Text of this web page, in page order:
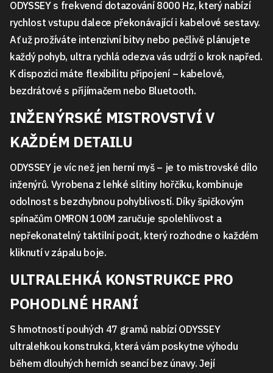
ODYSSEY s frekvencí dotazování 8000 Hz, který nabízí
rychlost vstupu dalece překonávající i kabelové sestavy.
Ať už prožíváte intenzivní bitvy nebo pečlivě plánujete
každý pohyb, ultra rychlá odezva vás udrží o krok napřed.
K dispozici máte flexibilitu připojení – kabelové,
bezdrátové s přijímačem nebo Bluetooth.
INŽENÝRSKÉ MISTROVSTVÍ V
KAŽDÉM DETAILU
ODYSSEY je víc než jen herní myš – je to mistrovské dílo
inženýrů. Vyrobena z lehké slitiny hořčíku, kombinuje
odolnost s bezchybnou pohyblivostí. Díky špičkovým
spínačům OMRON 100M zaručuje spolehlivost a
nepřekonatelný taktilní pocit, který rozhodne o každém
kliknutí v zápalu boje.
ULTRALEHKÁ KONSTRUKCE PRO
POHODLNÉ HRANÍ
S hmotností pouhých 47 gramů nabízí ODYSSEY
ultralehkou konstrukci, která vám poskytne výhodu
během dlouhých herních seancí bez únavy. Její